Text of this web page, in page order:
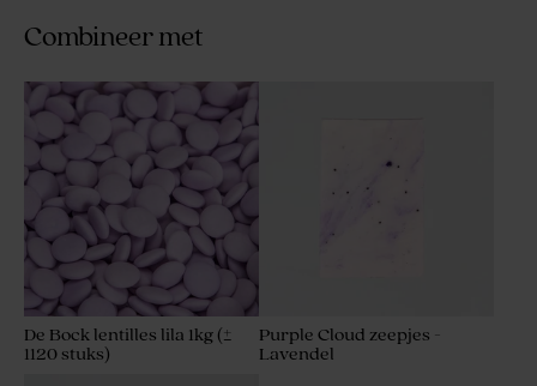
Combineer met
De Bock lentilles lila 1kg (±
1120 stuks)
Purple Cloud zeepjes -
Lavendel